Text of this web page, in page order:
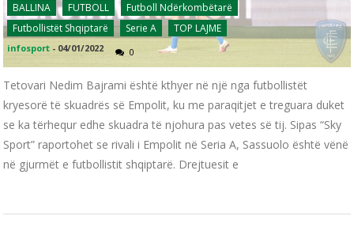
BALLINA FUTBOLL
Futboll Ndërkombëtarë
Futbollistët Shqiptarë
Serie A TOP LAJME
infosport - 04/01/2022 0
Tetovari Nedim Bajrami është kthyer në një nga futbollistët
kryesorë të skuadrës së Empolit, ku me paraqitjet e treguara duket
se ka tërhequr edhe skuadra të njohura pas vetes së tij. Sipas “Sky
Sport” raportohet se rivali i Empolit në Seria A, Sassuolo është vënë
në gjurmët e futbollistit shqiptarë. Drejtuesit e